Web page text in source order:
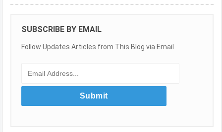
SUBSCRIBE BY EMAIL
Follow Updates Articles from This Blog via Email